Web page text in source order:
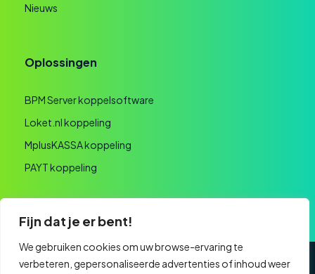
Fijn dat je er bent!
We gebruiken cookies om uw browse-ervaring te
verbeteren, gepersonaliseerde advertenties of inhoud weer
Nieuws
Oplossingen
BPM Server koppelsoftware
Loket.nl koppeling
MplusKASSA koppeling
PAYT koppeling